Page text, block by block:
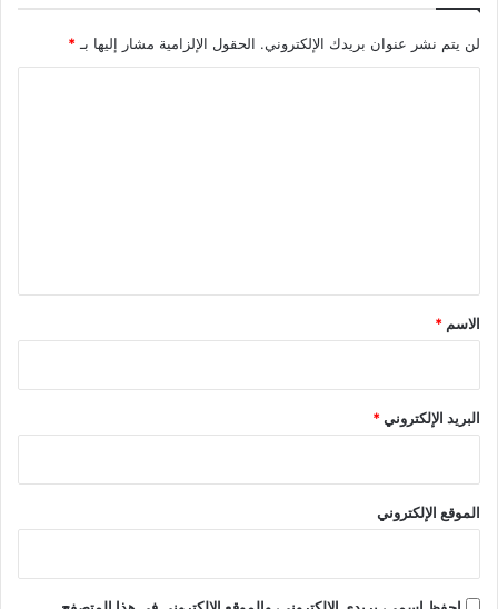
لن يتم نشر عنوان بريدك الإلكتروني. الحقول الإلزامية مشار إليها بـ *
*
الاسم *
البريد الإلكتروني*
الموقع الإلكتروني